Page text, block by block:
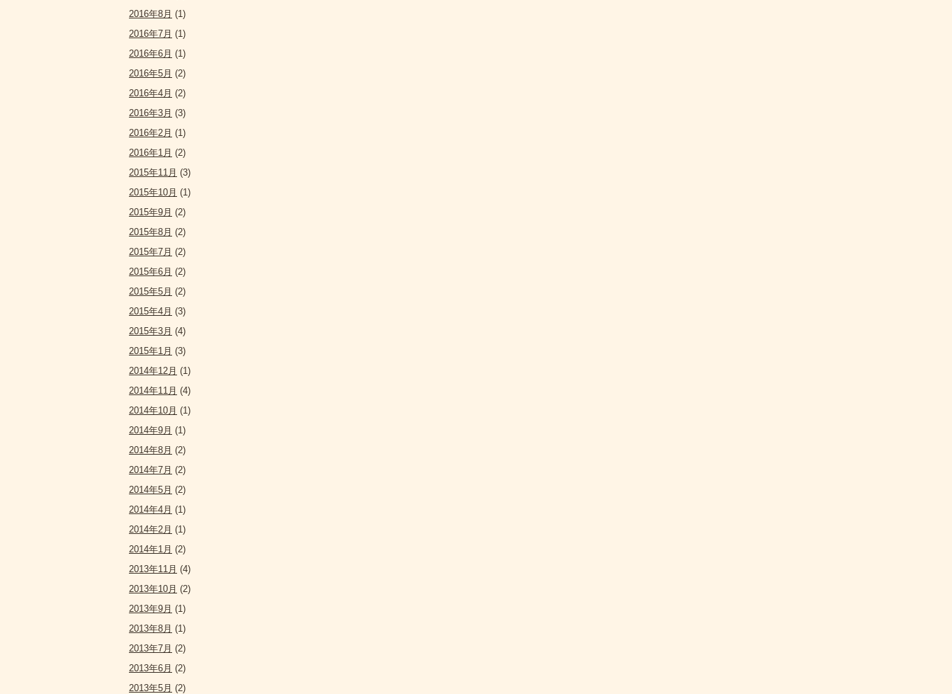
2016年8月 (1)
2016年7月 (1)
2016年6月 (1)
2016年5月 (2)
2016年4月 (2)
2016年3月 (3)
2016年2月 (1)
2016年1月 (2)
2015年11月 (3)
2015年10月 (1)
2015年9月 (2)
2015年8月 (2)
2015年7月 (2)
2015年6月 (2)
2015年5月 (2)
2015年4月 (3)
2015年3月 (4)
2015年1月 (3)
2014年12月 (1)
2014年11月 (4)
2014年10月 (1)
2014年9月 (1)
2014年8月 (2)
2014年7月 (2)
2014年5月 (2)
2014年4月 (1)
2014年2月 (1)
2014年1月 (2)
2013年11月 (4)
2013年10月 (2)
2013年9月 (1)
2013年8月 (1)
2013年7月 (2)
2013年6月 (2)
2013年5月 (2)